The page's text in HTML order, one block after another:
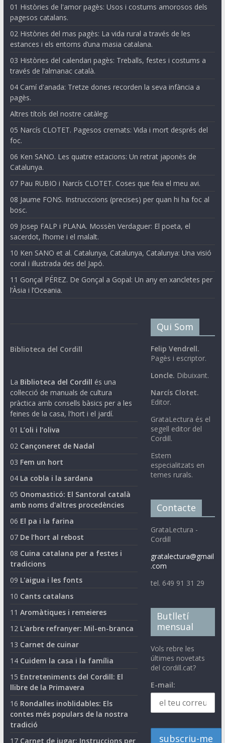
01 Històries de l'amor pagès: Usos i costums amorosos dels
pagesos catalans.
02 Històries del mas pagès: La vida rural a través de les
estances i els entorns d’una masia catalana.
03 Històries del calendari pagès: Treballs, festes i costums a
través de l’almanac català.
04 Camí d'anada: Tretze dones recorden la seva infància a
pagès.
Altres títols del nostre catàleg:
05 Narcís CLOTET. Pagesos cremats: Vida i mort després del
foc.
06 Ken SANO. Les quatre estacions: Un retrat japonès de
Catalunya.
07 Pau RUBIO i Narcís CLOTET. Coses que feia el meu avi.
08 Jaume FONS. Instrucccions (precises) per quan hi ha foc al
bosc.
09 Josep FALP i PLANA. Mossèn Verdaguer: El poeta, el
sacerdot, l’home i el malalt.
10 Ken SANO et al. Catalunya, Catalunya, Catalunya: Una visió
coral i il·lustrada des del Japó.
11 Gonçal PÉREZ. De Gonçal a Gopal: Un any en xancletes per
l’Àsia i l’Oceania.
Biblioteca del Cordill
La Biblioteca del Cordill és una
col·lecció de manuals de cultura
pràctica amb consells bàsics per a les
feines de la casa, l'hort i el jardí.
01 L’oli i l’oliva
02 Cançoneret de Nadal
03 Fem un hort
04 La cobla i la sardana
05 Onomasticó: El Santoral català
amb noms d'altres procedències
06 El pa i la farina
07 De l’hort al rebost
08 Cuina catalana per a festes i
tradicions
09 L'aigua i les fonts
10 Cants catalans
11 Aromàtiques i remeieres
12 L'arbre refranyer: Mil-en-branca
13 Carnet de cuinar
14 Cuidem la casa i la família
15 Entreteniments del Cordill: El
llibre de la Primavera
16 Rondalles inoblidables: Els
contes més populars de la nostra
tradició
17 Carnet de jugar: Instruccions per
Qui Som
Felip Vendrell.
Pagès i escriptor.
Loncle. Dibuixant.
Narcís Clotet.
Editor.
GrataLectura és el
segell editor del
Cordill.
Estem
especialitzats en
temes rurals.
Contacte
GrataLectura -
Cordill
gratalectura@gmail
.com
tel. 649 91 31 29
Butlletí
mensual
Vols rebre les
últimes novetats
del cordill.cat?
E-mail: